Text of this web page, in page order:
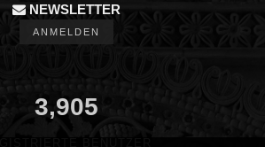
NEWSLETTER
ANMELDEN
3,905